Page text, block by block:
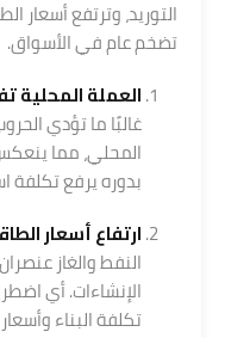
التوريد، وترتفع أسعار
تضخم عام في الأسواق.
العملة المحلية
غالبًا ما تؤدي
المحلي، مما
بدوره يرفع تكلفة
ارتفاع أسعار
النفط والغاز
الإنشاءات. أي
تكلفة البناء